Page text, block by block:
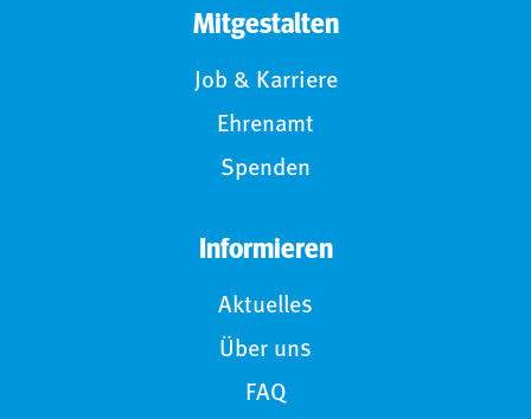
Mitgestalten
Job & Karriere
Ehrenamt
Spenden
Informieren
Aktuelles
Über uns
FAQ